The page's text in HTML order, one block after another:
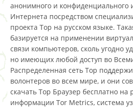
анонимного и конфиденциального
Интернета посредством
проекта Тор на русском языке.
базируется на применении
связи компьютеров, сколь угодно
но имеющих любой доступ во
Распределенная сеть Тор
волонтеров во всем мире, и они
скачать Тор Браузер бесплатно на
информации Tor Metrics, система